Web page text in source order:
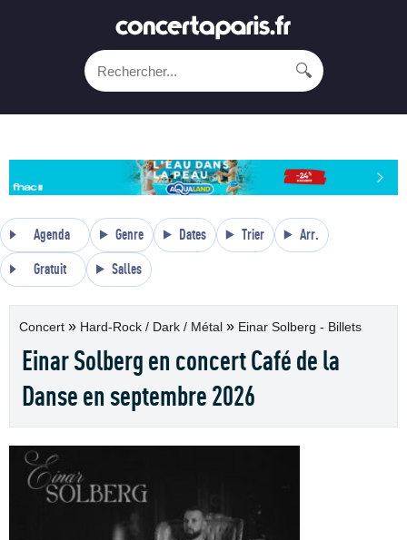
🔍
Agenda Genre Dates Trier Arr.
Gratuit Salles
Concert » Hard-Rock / Dark / Métal » Einar Solberg - Billets
Einar Solberg en concert Café de la
Danse en septembre 2026